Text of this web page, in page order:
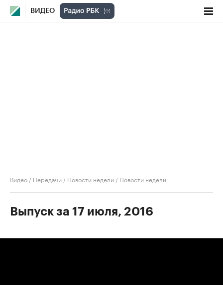
ВИДЕО
Видео / Передачи / Новости недели / Новости недели
Выпуск за 17 июля, 2016